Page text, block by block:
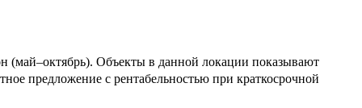
Объекты в данной локации показывают
предложение с рентабельностью при краткосрочной